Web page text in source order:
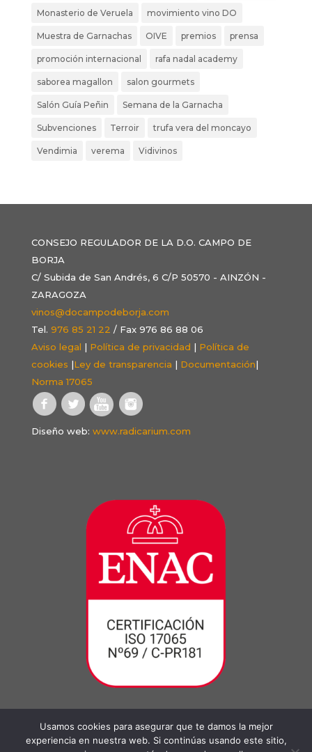
Monasterio de Veruela movimiento vino DO
Muestra de Garnachas OIVE premios prensa
promoción internacional rafa nadal academy
saborea magallon salon gourmets
Salón Guía Peñin Semana de la Garnacha
Subvenciones Terroir trufa vera del moncayo
Vendimia verema Vidivinos
CONSEJO REGULADOR DE LA D.O. CAMPO DE
BORJA
C/ Subida de San Andrés, 6 C/P 50570 - AINZÓN -
ZARAGOZA
vinos@docampodeborja.com
Tel. 976 85 21 22 / Fax 976 86 88 06
Aviso legal | Política de privacidad | Política de
cookies |Ley de transparencia | Documentación|
Norma 17065
Diseño web: www.radicarium.com
Usamos cookies para asegurar que te damos la mejor
experiencia en nuestra web. Si continúas usando este sitio,